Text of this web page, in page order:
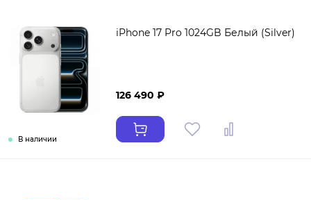
В наличии
iPhone 17 Pro 1024GB Белый (Silver)
126 490 ₽